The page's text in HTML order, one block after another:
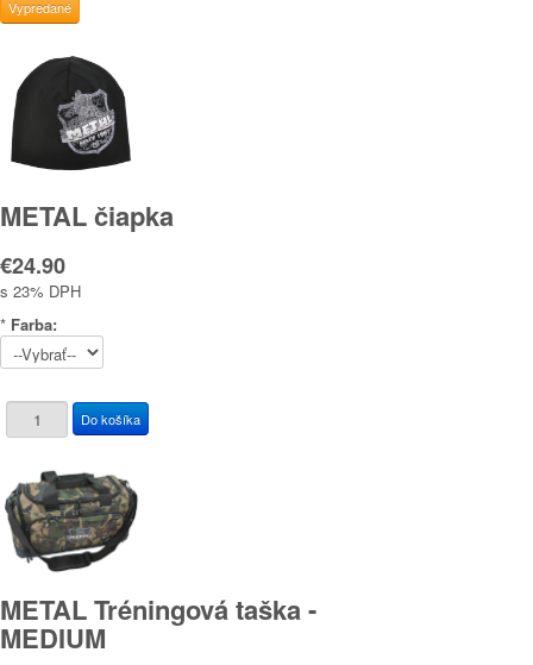
METAL čiapka
€24.90
s 23% DPH
* Farba:
METAL Tréningová taška -
MEDIUM